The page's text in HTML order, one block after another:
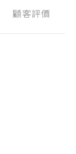
顧客評價